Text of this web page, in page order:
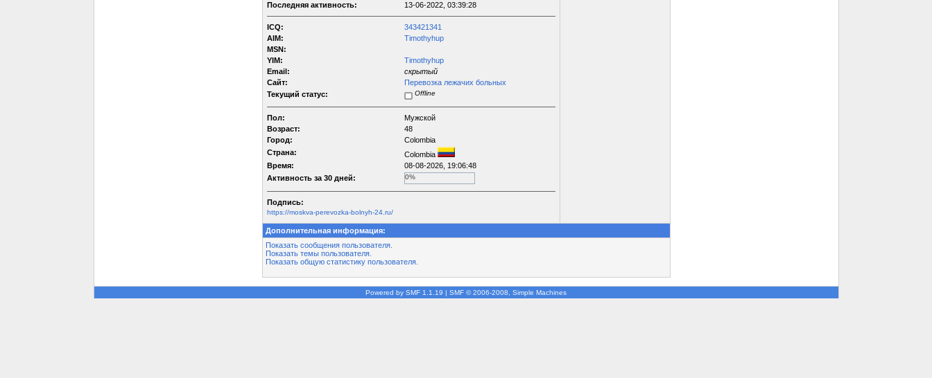
Последняя активность:
13-06-2022, 03:39:28
ICQ:
343421341
AIM:
Timothyhup
MSN:
YIM:
Timothyhup
Email:
скрытый
Сайт:
Перевозка лежачих больных
Текущий статус:
Offline
Пол:
Мужской
Возраст:
48
Город:
Colombia
Страна:
Colombia
Время:
08-08-2026, 19:06:48
Активность за 30 дней:
0%
Подпись:
https://moskva-perevozka-bolnyh-24.ru/
Дополнительная информация:
Показать сообщения пользователя.
Показать темы пользователя.
Показать общую статистику пользователя.
Powered by SMF 1.1.19 | SMF © 2006-2008, Simple Machines